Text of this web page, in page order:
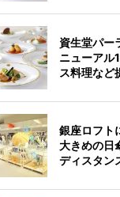
資生堂パー
ニューア
ス料理など
銀座ロフ
大きめの日
ディスタン